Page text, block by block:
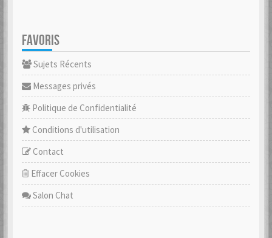
FAVORIS
Sujets Récents
Messages privés
Politique de Confidentialité
Conditions d'utilisation
Contact
Effacer Cookies
Salon Chat